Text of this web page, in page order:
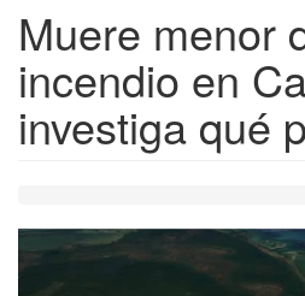
Muere menor
incendio en
investiga qué